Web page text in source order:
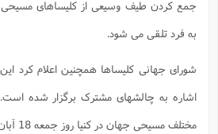
جمع کردن طیف وسیعی از کلیساهای مسیحی
به فرد تلقی می شود.
شورای جهانی کلیساها همچنین اعلام کرد
اشاره به چالشهای مشترک برگزار شده
مختلف مسیحی جهان در کنیا روز جمعه 18 آبان ماه خاتمه یافت.